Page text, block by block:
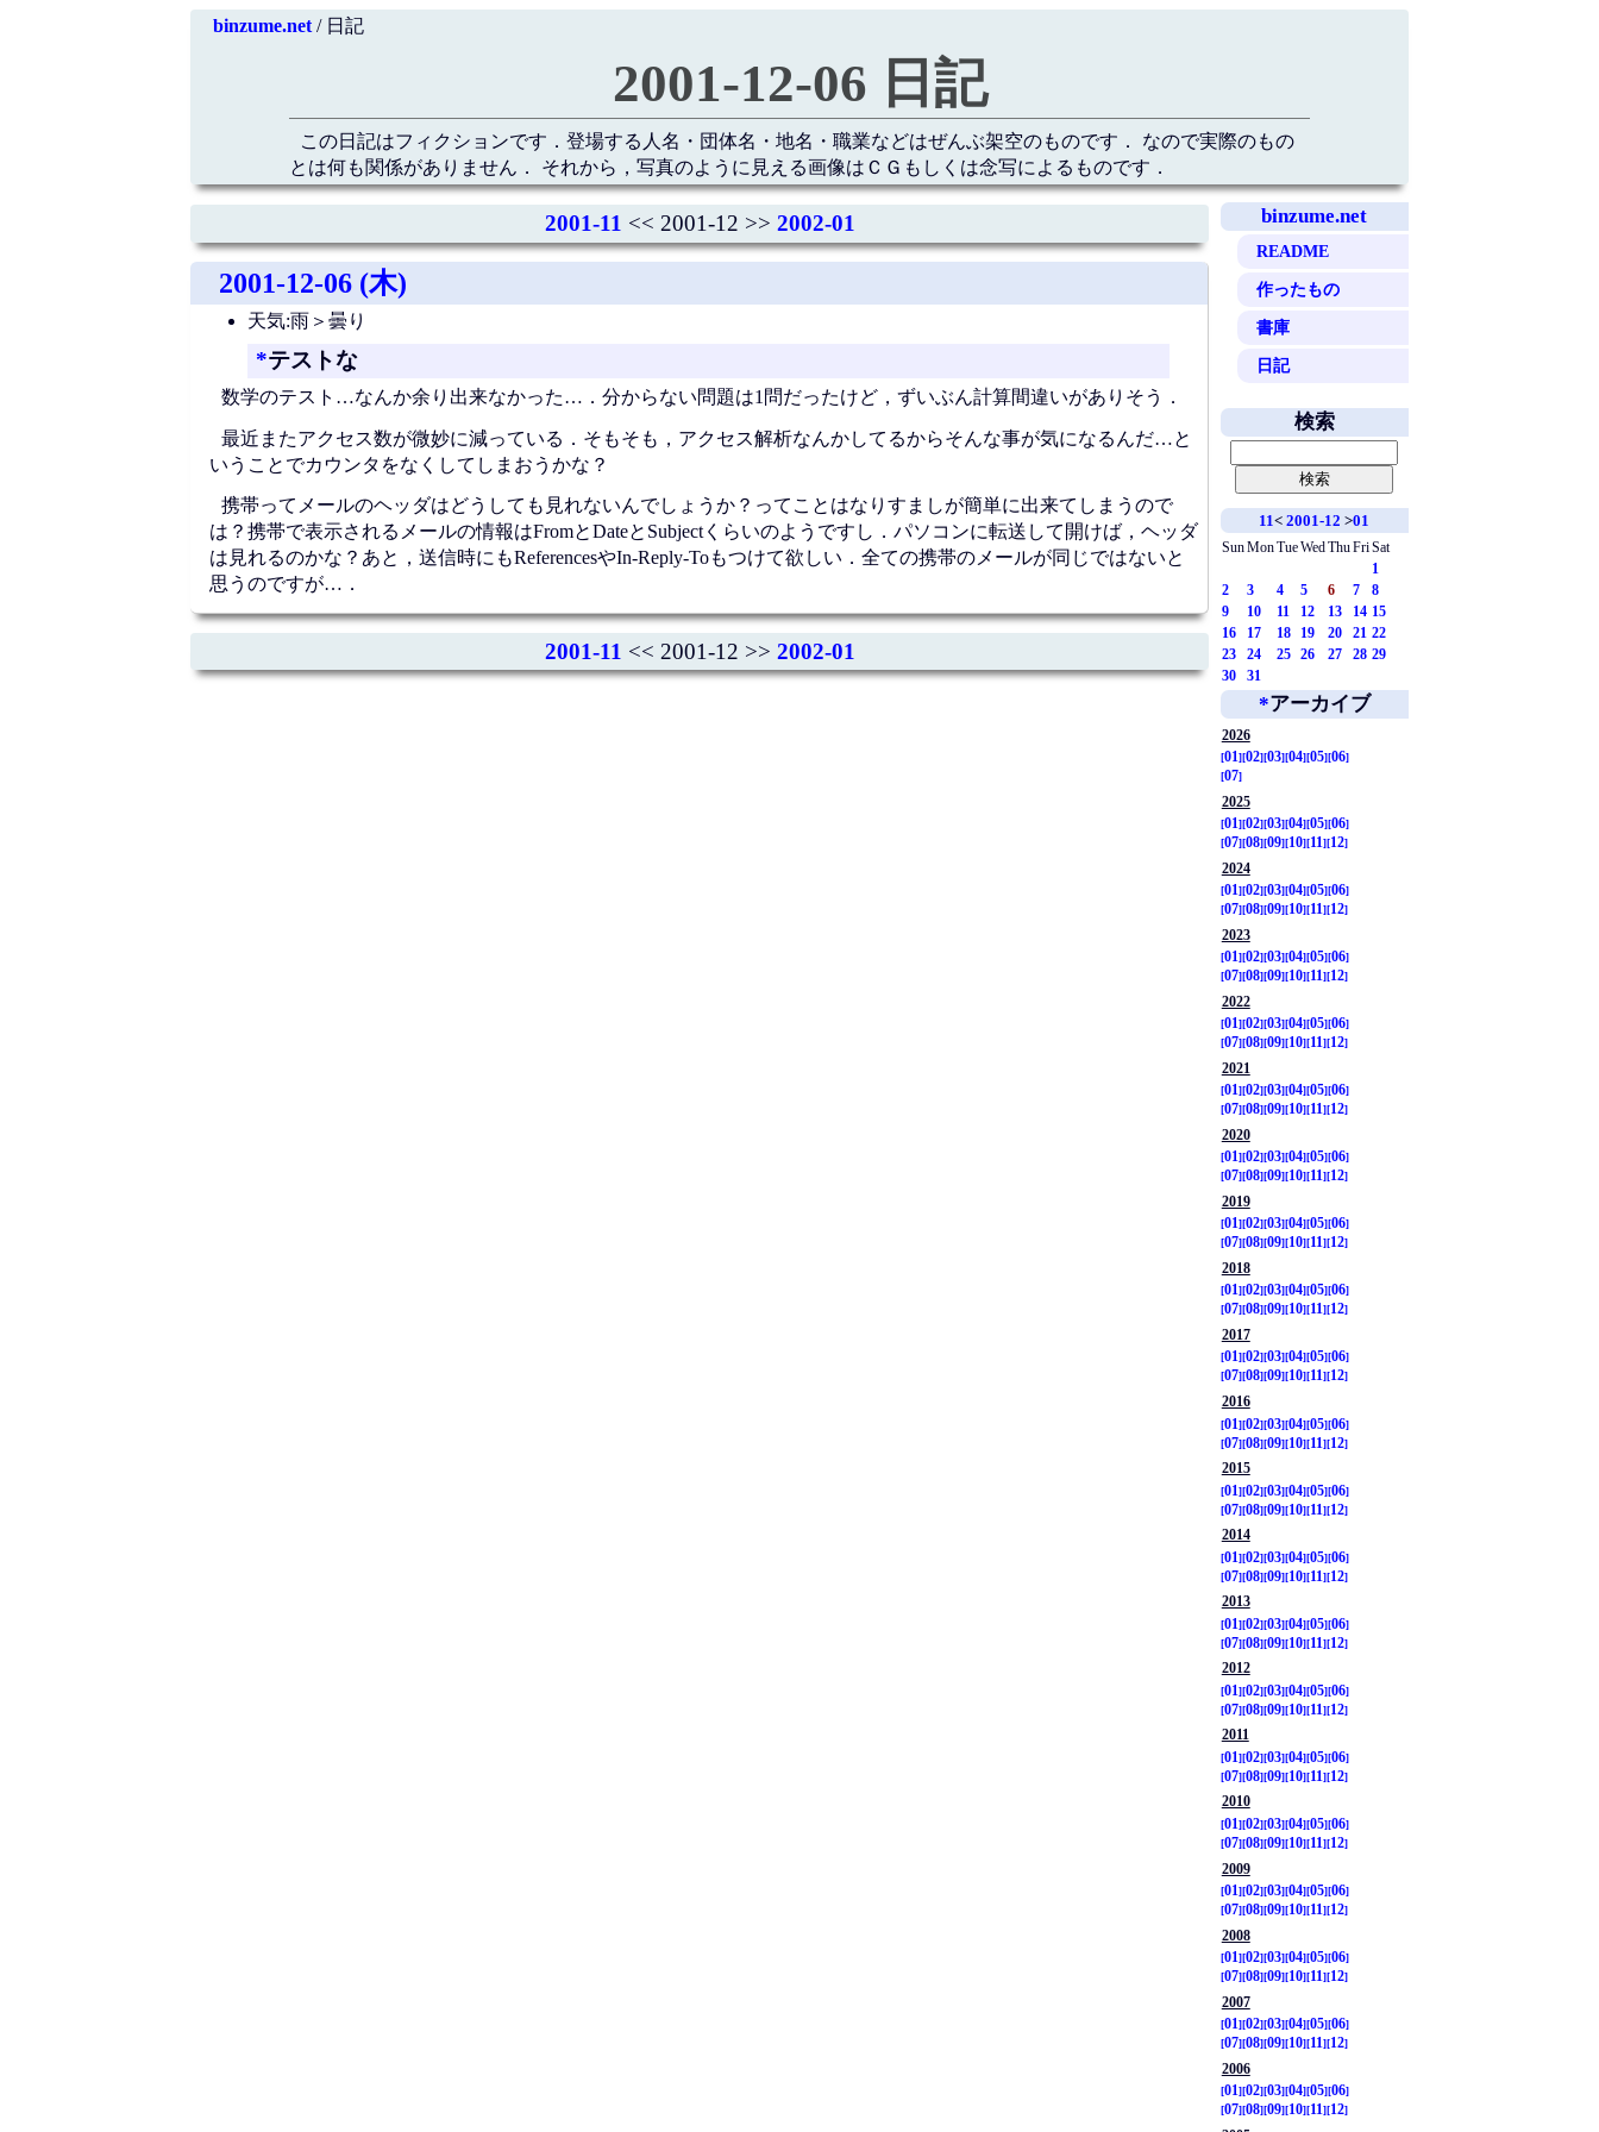
binzume.net/ 日記
2001-12-06 日記
この日記はフィクションです．登場する人名・団体名・地名・職業などはぜんぶ架空のものです． なので実際のもの
とは何も関係がありません． それから，写真のように見える画像はＣＧもしくは念写によるものです．
binzume.net
README
作ったもの
書庫
日記
2001-11 << 2001-12 >> 2002-01
2001-12-06 (木)
天気:雨＞曇り
*テストな
数学のテスト…なんか余り出来なかった…．分からない問題は1問だったけど，ずいぶん計算間違いがありそう．
最近またアクセス数が微妙に減っている．そもそも，アクセス解析なんかしてるからそんな事が気になるんだ…と
いうことでカウンタをなくしてしまおうかな？
携帯ってメールのヘッダはどうしても見れないんでしょうか？ってことはなりすましが簡単に出来てしまうので
は？携帯で表示されるメールの情報はFromとDateとSubjectくらいのようですし．パソコンに転送して開けば，ヘッダ
は見れるのかな？あと，送信時にもReferencesやIn-Reply-Toもつけて欲しい．全ての携帯のメールが同じではないと
思うのですが…．
2001-11 << 2001-12 >> 2002-01
検索
11<2001-12 >01
SunMonTueWed ThuFriSat
1
2
3 4 5 6 7
8
9
10 11 12 13 14 15
16
17 18 19 20 21 22
23
24 25 26 27 28 29
30
31
*アーカイブ
2026
01
02 03 04 05 06
07
2025
01
02 03 04 05 06
07 08 09 10 11
12
2024
01
02 03 04 05 06
07 08 09 10 11
12
2023
01
02 03 04 05 06
07 08 09 10 11
12
2022
01
02 03 04 05 06
07 08 09 10 11
12
2021
01
02 03 04 05 06
07 08 09 10 11
12
2020
01
02 03 04 05 06
07 08 09 10 11
12
2019
01
02 03 04 05 06
07 08 09 10 11
12
2018
01 02 03 04 05 06
07 08 09 10 11 12
2017
01 02 03 04 05 06
07 08 09 10 11 12
2016
01
02 03 04 05 06
07 08 09 10 11
12
2015
01
02 03 04 05 06
07 08 09 10 11
12
2014
01
02 03 04 05 06
07 08 09 10 11
12
2013
01
02 03 04 05 06
07 08 09 10 11
12
2012
01
02 03 04 05 06
07 08 09 10 11
12
2011
01
02 03 04 05 06
07 08 09 10 11
12
2010
01
02 03 04 05 06
07 08 09 10 11
12
2009
01
02 03 04 05 06
07 08 09 10 11
12
2008
01
02 03 04 05 06
07 08 09 10 11
12
2007
01
02 03 04 05 06
07 08 09 10 11
12
2006
01
02 03 04 05 06
07 08 09 10 11
12